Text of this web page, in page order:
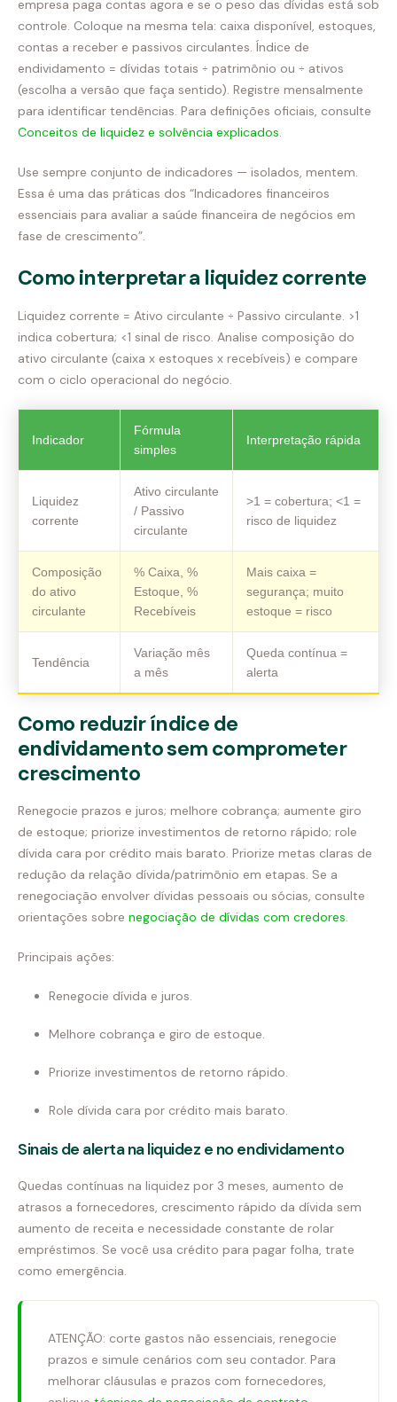
empresa paga contas agora e se o peso das dívidas está sob
controle. Coloque na mesma tela: caixa disponível, estoques,
contas a receber e passivos circulantes. Índice de
endividamento = dívidas totais ÷ patrimônio ou ÷ ativos
(escolha a versão que faça sentido). Registre mensalmente
para identificar tendências. Para definições oficiais, consulte
Conceitos de liquidez e solvência explicados.
Use sempre conjunto de indicadores — isolados, mentem.
Essa é uma das práticas dos “Indicadores financeiros
essenciais para avaliar a saúde financeira de negócios em
fase de crescimento”.
Como interpretar a liquidez corrente
Liquidez corrente = Ativo circulante ÷ Passivo circulante. >1
indica cobertura; <1 sinal de risco. Analise composição do
ativo circulante (caixa x estoques x recebíveis) e compare
com o ciclo operacional do negócio.
Indicador
Fórmula
simples
Interpretação rápida
Liquidez
corrente
Ativo circulante
/ Passivo
circulante
>1 = cobertura; <1 =
risco de liquidez
Composição
do ativo
circulante
% Caixa, %
Estoque, %
Recebíveis
Mais caixa =
segurança; muito
estoque = risco
Tendência
Variação mês
a mês
Queda contínua =
alerta
Como reduzir índice de
endividamento sem comprometer
crescimento
Renegocie prazos e juros; melhore cobrança; aumente giro
de estoque; priorize investimentos de retorno rápido; role
dívida cara por crédito mais barato. Priorize metas claras de
redução da relação dívida/patrimônio em etapas. Se a
renegociação envolver dívidas pessoais ou sócias, consulte
orientações sobre negociação de dívidas com credores.
Principais ações:
Renegocie dívida e juros.
Melhore cobrança e giro de estoque.
Priorize investimentos de retorno rápido.
Role dívida cara por crédito mais barato.
Sinais de alerta na liquidez e no endividamento
Quedas contínuas na liquidez por 3 meses, aumento de
atrasos a fornecedores, crescimento rápido da dívida sem
aumento de receita e necessidade constante de rolar
empréstimos. Se você usa crédito para pagar folha, trate
como emergência.
ATENÇÃO: corte gastos não essenciais, renegocie
prazos e simule cenários com seu contador. Para
melhorar cláusulas e prazos com fornecedores,